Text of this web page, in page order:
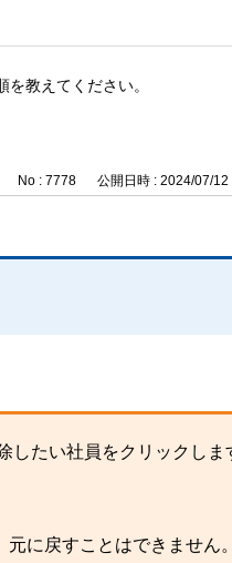
教えてください。
No : 7778 公開日時 : 2024/07/12
たい社員をクリックしま
に戻すことはできません